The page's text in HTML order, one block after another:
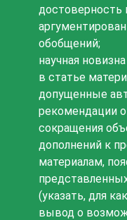
обобщений;
научная
в статье
допущенные
рекомендации
сокращения
дополнений к
материалам,
(указать, для
вывод о